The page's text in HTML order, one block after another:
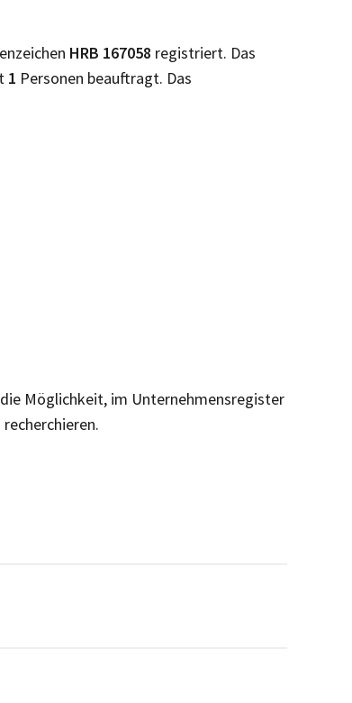
HRB 167058 registriert. Das
1 Personen beauftragt. Das
Möglichkeit, im Unternehmensregister
recherchieren.